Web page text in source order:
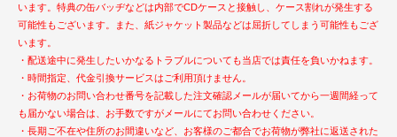
います。特典の缶バッヂなどは内部でCDケースと接触し、ケース割れが発生する
可能性もございます。また、紙ジャケット製品などは屈折してしまう可能性もござ
います。
・配送途中に発生したいかなるトラブルについても当店では責任を負いかねます。
・時間指定、代金引換サービスはご利用頂けません。
・お荷物のお問い合わせ番号を記載した注文確認メールが届いてから一週間経って
も届かない場合は、お手数ですがメールにてお問い合わせください。
・長期ご不在や住所のお間違いなど、お客様のご都合でお荷物が弊社に返送された